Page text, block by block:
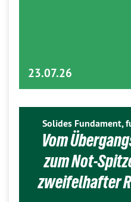
23.07.26
Solides Fundament,
Vom
zum Not-
zweifelhafter